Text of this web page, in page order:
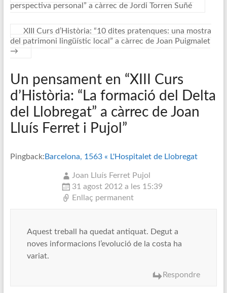
perspectiva personal” a càrrec de Jordi Torren Suñé
XIII Curs d’Història: “10 dites pratenques: una mostra
del patrimoni lingüístic local” a càrrec de Joan Puigmalet
→
Un pensament en “XIII Curs
d’Història: “La formació del Delta
del Llobregat” a càrrec de Joan
Lluís Ferret i Pujol ”
Pingback: Barcelona, 1563 « L'Hospitalet de Llobregat
Joan Lluís Ferret Pujol
31 agost 2012 a les 15:39
Enllaç permanent
Aquest treball ha quedat antiquat. Degut a
noves informacions l’evolució de la costa ha
variat.
Respondre